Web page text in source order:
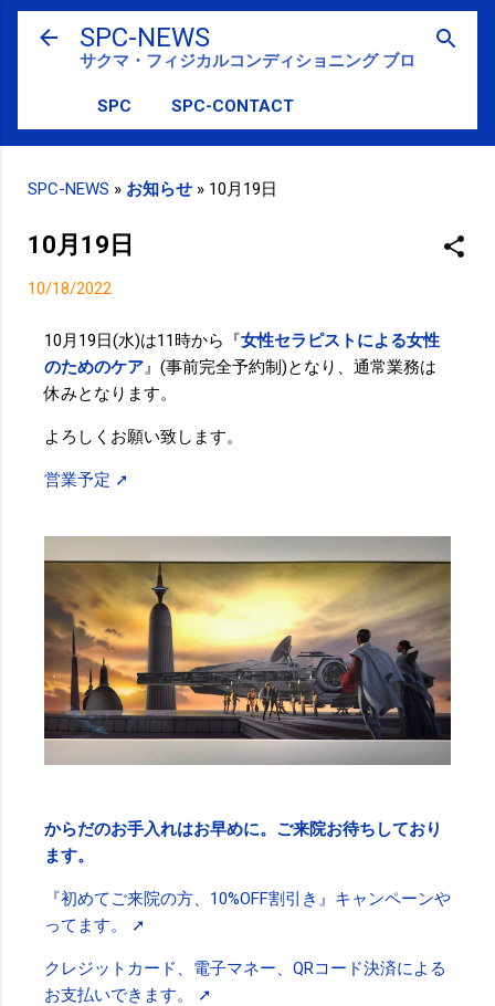
スキップしてメイン コンテンツに移動
SPC-NEWS
サクマ・フィジカルコンディショニング ブログ
SPC SPC-CONTACT
SPC-NEWS » お知らせ » 10月19日
10月19日
10/18/2022
10月19日(水)は11時から『女性セラピストによる女性
のためのケア 』(事前完全予約制)となり、通常業務は
休みとなります。
よろしくお願い致します。
営業予定 ➚
からだのお手入れはお早めに。ご来院お待ちしており
ます。
『初めてご来院の方、10%OFF割引き』キャンペーンや
ってます。 ➚
クレジットカード、電子マネー、QRコード決済による
お支払いできます。 ➚